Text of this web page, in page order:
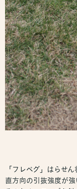
「フレペグ」はらせ
直方向の引抜強度が強